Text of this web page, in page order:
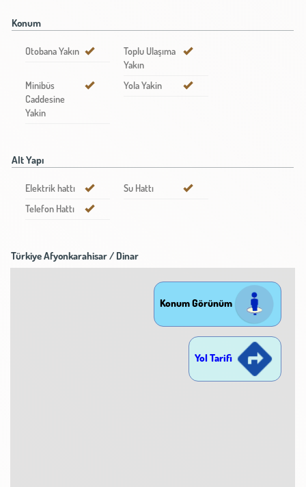
Konum
Otobana Yakın
Toplu Ulaşıma
Yakın
Minibüs
Caddesine
Yakin
Yola Yakin
Alt Yapı
Elektrik hattı
Su Hattı
Telefon Hattı
Türkiye Afyonkarahisar / Dinar
Konum Görünüm
Yol Tarifi